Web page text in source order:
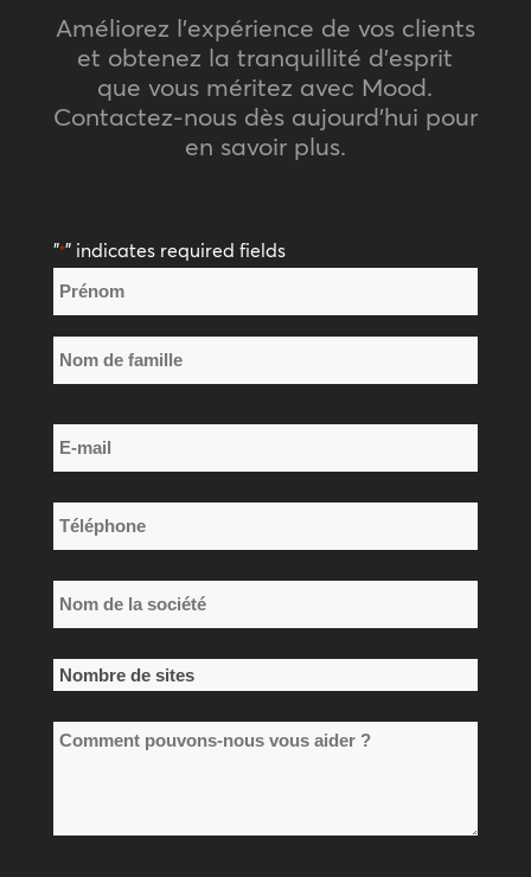
Améliorez l’expérience de vos clients
et obtenez la tranquillité d’esprit
que vous méritez avec Mood.
Contactez-nous dès aujourd’hui pour
en savoir plus.
"*" indicates required fields
Nom
*
Prénom
de
E-
mail
*
Téléphone
*
Nom
de
la
société
*
Nombre
sites
Comment
vous